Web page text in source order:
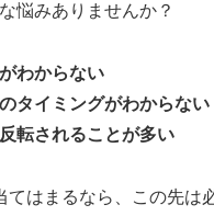
悩みありませんか？
わからない
タイミングがわからない
転されることが多い
てはまるなら、この先は